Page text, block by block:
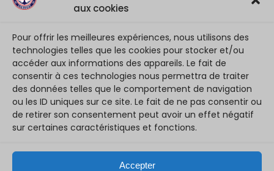
aux cookies
Pour offrir les meilleures expériences, nous utilisons des
technologies telles que les cookies pour stocker et/ou
accéder aux informations des appareils. Le fait de
consentir à ces technologies nous permettra de traiter
des données telles que le comportement de navigation
ou les ID uniques sur ce site. Le fait de ne pas consentir ou
de retirer son consentement peut avoir un effet négatif
sur certaines caractéristiques et fonctions.
Accepter
l’effectif et apporter Toute leur fougue
NM3 – saison 2026/27 : Présentation de la team …
2 août 2026